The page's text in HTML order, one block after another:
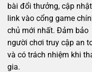
bài đổi thưởng, cập nhật
link vào cổng game
chủ mới nhất. Đảm bảo
người chơi truy cập an
và có trách nhiệm khi
gia.